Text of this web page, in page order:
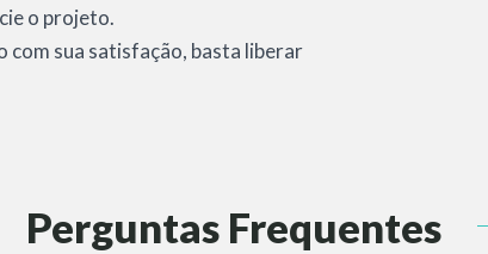
o projeto.
com sua satisfação, basta liberar
Perguntas Frequentes